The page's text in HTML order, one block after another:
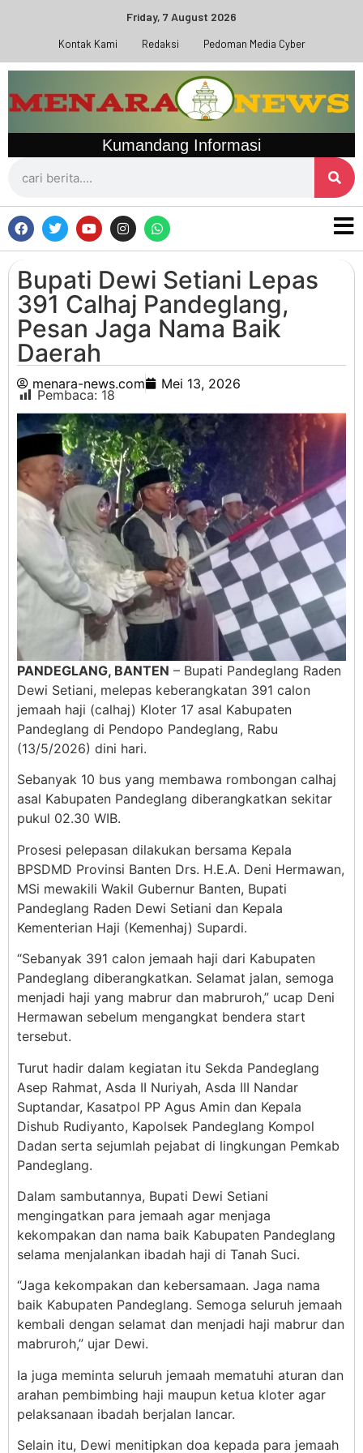
Friday, 7 August 2026
Kontak Kami Redaksi Pedoman Media Cyber
Kumandang Informasi
Bupati Dewi Setiani Lepas
391 Calhaj Pandeglang,
Pesan Jaga Nama Baik
Daerah
menara-news.com Mei 13, 2026
Pembaca: 18
PANDEGLANG, BANTEN – Bupati Pandeglang Raden
Dewi Setiani, melepas keberangkatan 391 calon
jemaah haji (calhaj) Kloter 17 asal Kabupaten
Pandeglang di Pendopo Pandeglang, Rabu
(13/5/2026) dini hari.
Sebanyak 10 bus yang membawa rombongan calhaj
asal Kabupaten Pandeglang diberangkatkan sekitar
pukul 02.30 WIB.
Prosesi pelepasan dilakukan bersama Kepala
BPSDMD Provinsi Banten Drs. H.E.A. Deni Hermawan,
MSi mewakili Wakil Gubernur Banten, Bupati
Pandeglang Raden Dewi Setiani dan Kepala
Kementerian Haji (Kemenhaj) Supardi.
“Sebanyak 391 calon jemaah haji dari Kabupaten
Pandeglang diberangkatkan. Selamat jalan, semoga
menjadi haji yang mabrur dan mabruroh,” ucap Deni
Hermawan sebelum mengangkat bendera start
tersebut.
Turut hadir dalam kegiatan itu Sekda Pandeglang
Asep Rahmat, Asda II Nuriyah, Asda III Nandar
Suptandar, Kasatpol PP Agus Amin dan Kepala
Dishub Rudiyanto, Kapolsek Pandeglang Kompol
Dadan serta sejumlah pejabat di lingkungan Pemkab
Pandeglang.
Dalam sambutannya, Bupati Dewi Setiani
mengingatkan para jemaah agar menjaga
kekompakan dan nama baik Kabupaten Pandeglang
selama menjalankan ibadah haji di Tanah Suci.
“Jaga kekompakan dan kebersamaan. Jaga nama
baik Kabupaten Pandeglang. Semoga seluruh jemaah
kembali dengan selamat dan menjadi haji mabrur dan
mabruroh,” ujar Dewi.
Ia juga meminta seluruh jemaah mematuhi aturan dan
arahan pembimbing haji maupun ketua kloter agar
pelaksanaan ibadah berjalan lancar.
Selain itu, Dewi menitipkan doa kepada para jemaah